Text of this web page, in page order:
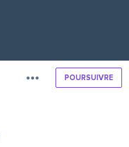
POURSUIVRE